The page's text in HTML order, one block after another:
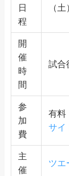
日
程
（土
開
催
時
間
試合
参
加
費
有料
サイ
主
催
ツエ